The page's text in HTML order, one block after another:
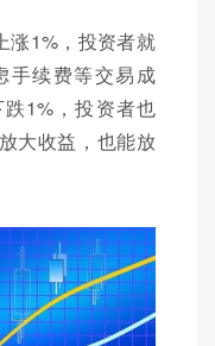
涨1%，投资者就
手续费等交易成
1%，投资者也
大收益，也能放